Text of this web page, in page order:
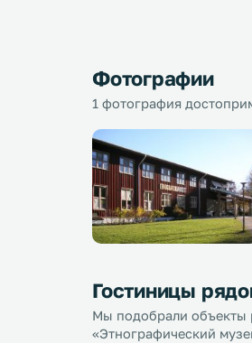
Фотографии
1 фотография
Гостиницы
Мы подобрали объекты
«Этнографический